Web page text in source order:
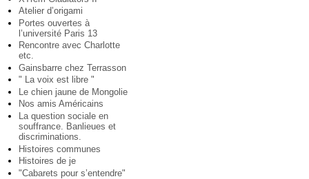
Atelier d’origami
Portes ouvertes à
l’université Paris 13
Rencontre avec Charlotte
etc.
Gainsbarre chez Terrasson
" La voix est libre "
Le chien jaune de Mongolie
Nos amis Américains
La question sociale en
souffrance. Banlieues et
discriminations.
Histoires communes
Histoires de je
"Cabarets pour s’entendre"